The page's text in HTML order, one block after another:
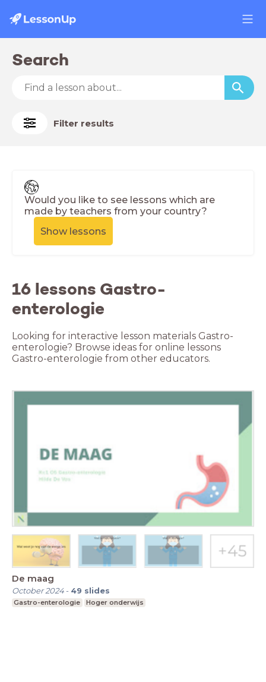
Search
Filter results
Would you like to see lessons which are
made by teachers from your country?
Show lessons
16 lessons Gastro-
enterologie
Looking for interactive lesson materials Gastro-
enterologie? Browse ideas for online lessons
Gastro-enterologie from other educators.
De maag
October 2024- 49 slides
Gastro-enterologie Hoger onderwijs